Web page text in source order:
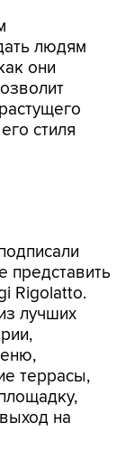
людям
они
стиля
представить
Rigolatto.
лучших
террасы,
на